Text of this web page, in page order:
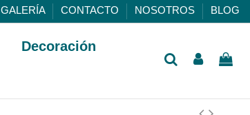
GALERÍA CONTACTO NOSOTROS BLOG
Decoración